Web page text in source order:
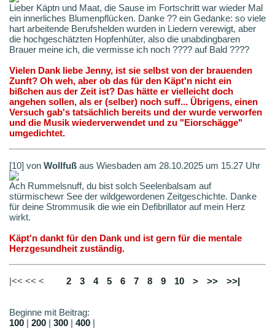
Lieber Käptn und Maat, die Sause im Fortschritt war wieder Mal
ein innerliches Blumenpflücken. Danke ?? ein Gedanke: so viele
hart arbeitende Berufshelden wurden in Liedern verewigt, aber
die hochgeschätzten Hopfenhüter, also die unabdingbaren
Brauer meine ich, die vermisse ich noch ???? auf Bald ????
Vielen Dank liebe Jenny, ist sie selbst von der brauenden
Zunft? Oh weh, aber ob das für den Käpt'n nicht ein
bißchen aus der Zeit ist? Das hätte er vielleicht doch
angehen sollen, als er (selber) noch suff... Übrigens, einen
Versuch gab's tatsächlich bereits und der wurde verworfen
und die Musik wiederverwendet und zu "Eiorschägge"
umgedichtet.
[10] von Wollfuß aus Wiesbaden am 28.10.2025 um 15.27 Uhr
Ach Rummelsnuff, du bist solch Seelenbalsam auf
stürmischewr See der wildgewordenen Zeitgeschichte. Danke
für deine Strommusik die wie ein Defibrillator auf mein Herz
wirkt.
Käpt'n dankt für den Dank und ist gern für die mentale
Herzgesundheit zuständig.
|<< << < 2 3 4 5 6 7 8 9 10 > >> >>|
Beginne mit Beitrag:
100 | 200 | 300 | 400 |